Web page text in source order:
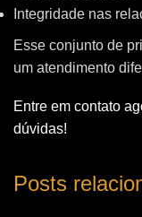
Integridade nas
Esse conjunto de
um atendimento
Entre em contato
dúvidas!
Posts